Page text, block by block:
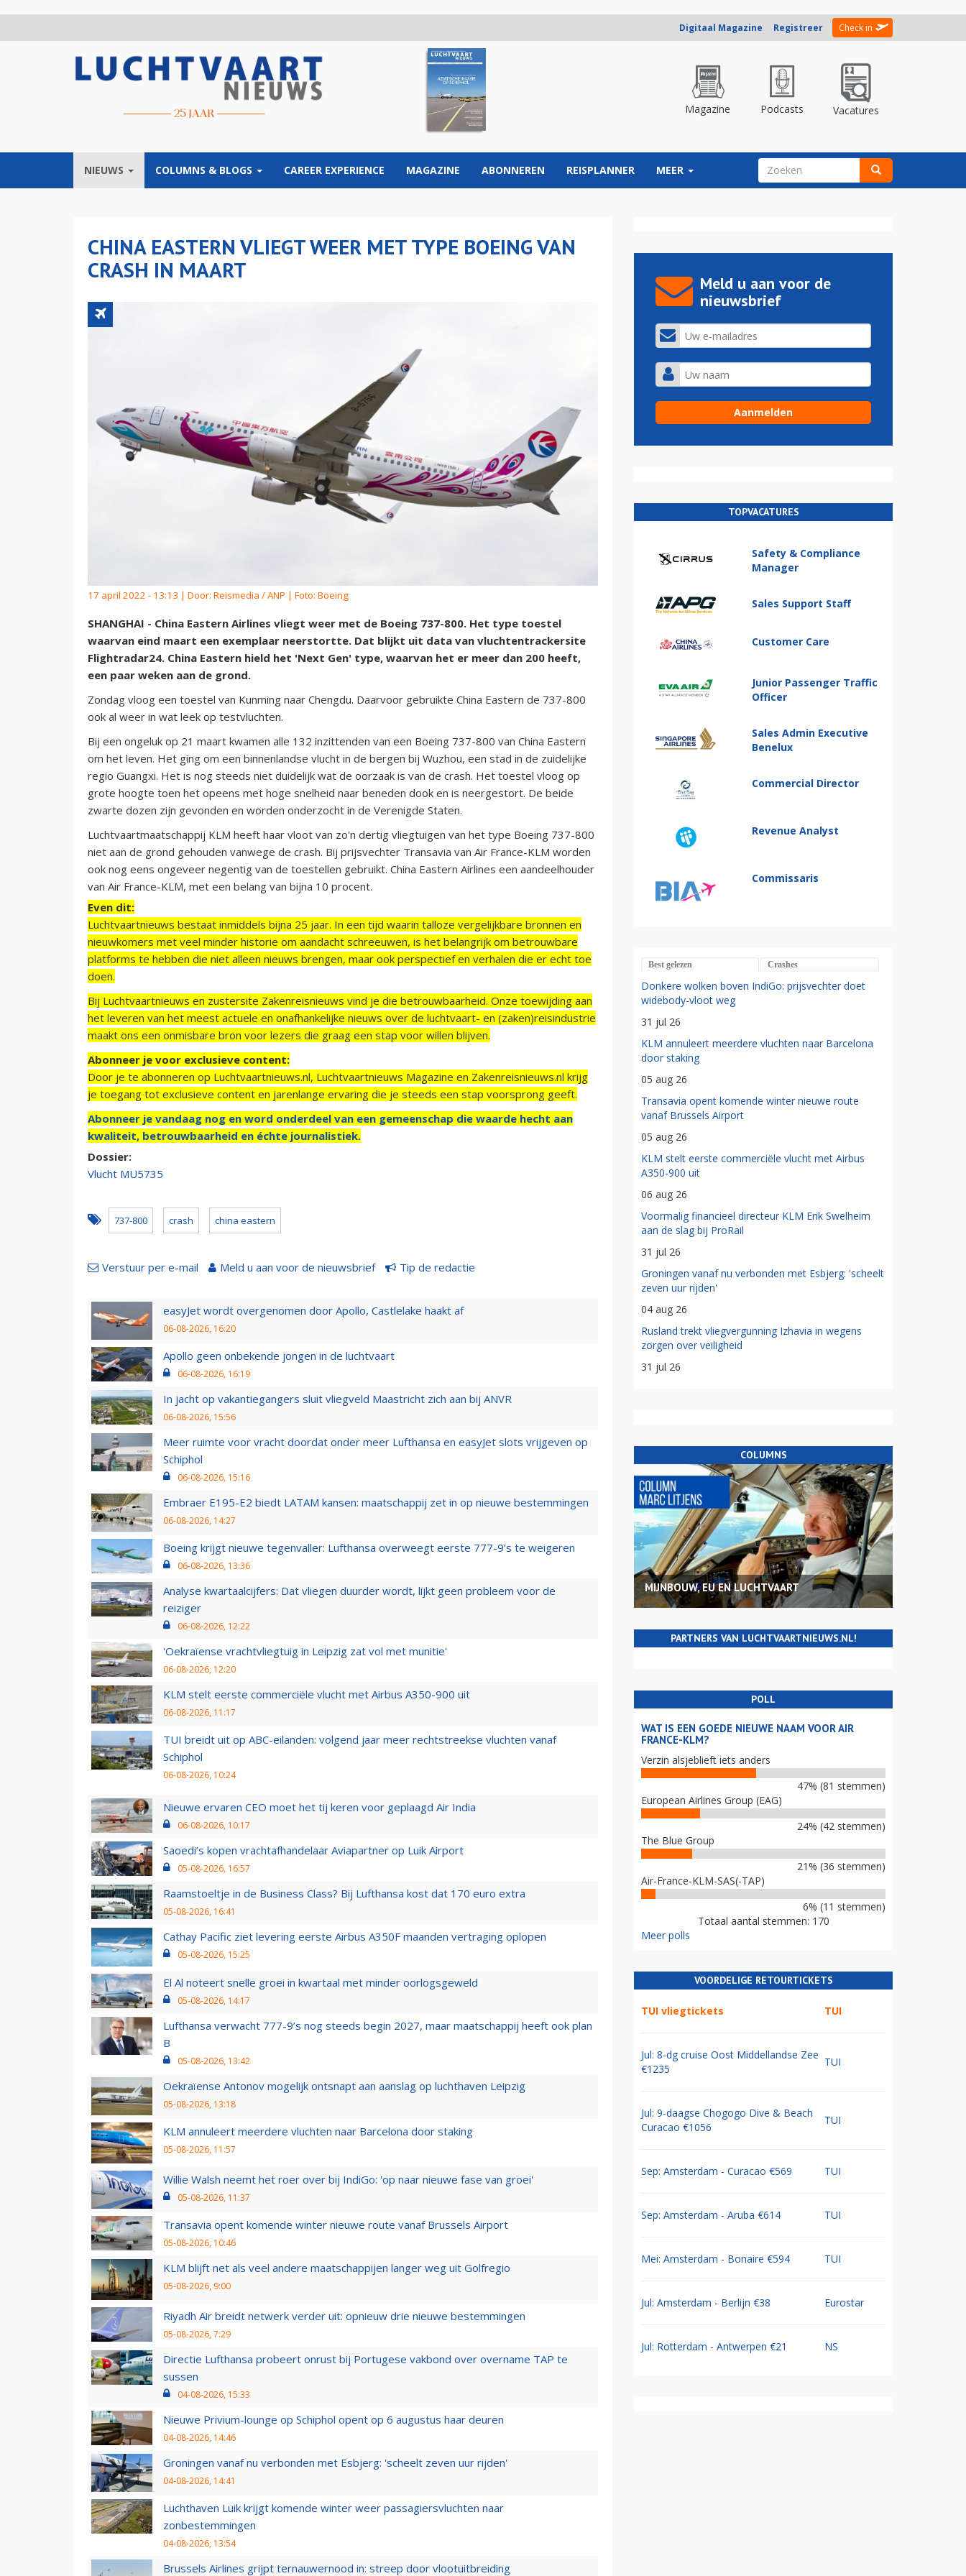
Digitaal Magazine Registreer Check in
Magazine Podcasts Vacatures
NIEUWS COLUMNS & BLOGS CAREER EXPERIENCE MAGAZINE ABONNEREN REISPLANNER MEER ZOEKVELD
CHINA EASTERN VLIEGT WEER MET TYPE BOEING VAN
CRASH IN MAART
17 april 2022 - 13:13 | Door: Reismedia / ANP | Foto: Boeing
SHANGHAI - China Eastern Airlines vliegt weer met de Boeing 737-800. Het type toestel
waarvan eind maart een exemplaar neerstortte. Dat blijkt uit data van vluchtentrackersite
Flightradar24. China Eastern hield het 'Next Gen' type, waarvan het er meer dan 200 heeft,
een paar weken aan de grond.
Zondag vloog een toestel van Kunming naar Chengdu. Daarvoor gebruikte China Eastern de 737-800
ook al weer in wat leek op testvluchten.
Bij een ongeluk op 21 maart kwamen alle 132 inzittenden van een Boeing 737-800 van China Eastern
om het leven. Het ging om een binnenlandse vlucht in de bergen bij Wuzhou, een stad in de zuidelijke
regio Guangxi. Het is nog steeds niet duidelijk wat de oorzaak is van de crash. Het toestel vloog op
grote hoogte toen het opeens met hoge snelheid naar beneden dook en is neergestort. De beide
zwarte dozen zijn gevonden en worden onderzocht in de Verenigde Staten.
Luchtvaartmaatschappij KLM heeft haar vloot van zo'n dertig vliegtuigen van het type Boeing 737-800
niet aan de grond gehouden vanwege de crash. Bij prijsvechter Transavia van Air France-KLM worden
ook nog eens ongeveer negentig van de toestellen gebruikt. China Eastern Airlines een aandeelhouder
van Air France-KLM, met een belang van bijna 10 procent.
Even dit:
Luchtvaartnieuws bestaat inmiddels bijna 25 jaar. In een tijd waarin talloze vergelijkbare bronnen en
nieuwkomers met veel minder historie om aandacht schreeuwen, is het belangrijk om betrouwbare
platforms te hebben die niet alleen nieuws brengen, maar ook perspectief en verhalen die er echt toe
doen.
Bij Luchtvaartnieuws en zustersite Zakenreisnieuws vind je die betrouwbaarheid. Onze toewijding aan
het leveren van het meest actuele en onafhankelijke nieuws over de luchtvaart- en (zaken)reisindustrie
maakt ons een onmisbare bron voor lezers die graag een stap voor willen blijven.
Abonneer je voor exclusieve content:
Door je te abonneren op Luchtvaartnieuws.nl, Luchtvaartnieuws Magazine en Zakenreisnieuws.nl krijg
je toegang tot exclusieve content en jarenlange ervaring die je steeds een stap voorsprong geeft.
Abonneer je vandaag nog en word onderdeel van een gemeenschap die waarde hecht aan
kwaliteit, betrouwbaarheid en échte journalistiek.
Dossier:
Vlucht MU5735
737-800 crash china eastern
Verstuur per e-mail Meld u aan voor de nieuwsbrief Tip de redactie
easyJet wordt overgenomen door Apollo, Castlelake haakt af
06-08-2026, 16:20
Apollo geen onbekende jongen in de luchtvaart
06-08-2026, 16:19
In jacht op vakantiegangers sluit vliegveld Maastricht zich aan bij ANVR
06-08-2026, 15:56
Meer ruimte voor vracht doordat onder meer Lufthansa en easyJet slots vrijgeven op
Schiphol
06-08-2026, 15:16
Embraer E195-E2 biedt LATAM kansen: maatschappij zet in op nieuwe bestemmingen
06-08-2026, 14:27
Boeing krijgt nieuwe tegenvaller: Lufthansa overweegt eerste 777-9’s te weigeren
06-08-2026, 13:36
Analyse kwartaalcijfers: Dat vliegen duurder wordt, lijkt geen probleem voor de
reiziger
06-08-2026, 12:22
'Oekraïense vrachtvliegtuig in Leipzig zat vol met munitie'
06-08-2026, 12:20
KLM stelt eerste commerciële vlucht met Airbus A350-900 uit
06-08-2026, 11:17
TUI breidt uit op ABC-eilanden: volgend jaar meer rechtstreekse vluchten vanaf
Schiphol
06-08-2026, 10:24
Nieuwe ervaren CEO moet het tij keren voor geplaagd Air India
06-08-2026, 10:17
Saoedi’s kopen vrachtafhandelaar Aviapartner op Luik Airport
05-08-2026, 16:57
Raamstoeltje in de Business Class? Bij Lufthansa kost dat 170 euro extra
05-08-2026, 16:41
Cathay Pacific ziet levering eerste Airbus A350F maanden vertraging oplopen
05-08-2026, 15:25
El Al noteert snelle groei in kwartaal met minder oorlogsgeweld
05-08-2026, 14:17
Lufthansa verwacht 777-9’s nog steeds begin 2027, maar maatschappij heeft ook plan
B
05-08-2026, 13:42
Oekraïense Antonov mogelijk ontsnapt aan aanslag op luchthaven Leipzig
05-08-2026, 13:18
KLM annuleert meerdere vluchten naar Barcelona door staking
05-08-2026, 11:57
Willie Walsh neemt het roer over bij IndiGo: 'op naar nieuwe fase van groei'
05-08-2026, 11:37
Transavia opent komende winter nieuwe route vanaf Brussels Airport
05-08-2026, 10:46
KLM blijft net als veel andere maatschappijen langer weg uit Golfregio
05-08-2026, 9:00
Riyadh Air breidt netwerk verder uit: opnieuw drie nieuwe bestemmingen
05-08-2026, 7:29
Directie Lufthansa probeert onrust bij Portugese vakbond over overname TAP te
sussen
04-08-2026, 15:33
Nieuwe Privium-lounge op Schiphol opent op 6 augustus haar deuren
04-08-2026, 14:46
Groningen vanaf nu verbonden met Esbjerg: 'scheelt zeven uur rijden'
04-08-2026, 14:41
Luchthaven Luik krijgt komende winter weer passagiersvluchten naar
zonbestemmingen
04-08-2026, 13:54
Brussels Airlines grijpt ternauwernood in: streep door vlootuitbreiding
Meld u aan voor de
nieuwsbrief
TOPVACATURES
Safety & Compliance
Manager
Sales Support Staff
Customer Care
Junior Passenger Traffic
Officer
Sales Admin Executive
Benelux
Commercial Director
Revenue Analyst
Commissaris
Best gelezen Crashes
Donkere wolken boven IndiGo: prijsvechter doet
widebody-vloot weg
31 jul 26
KLM annuleert meerdere vluchten naar Barcelona
door staking
05 aug 26
Transavia opent komende winter nieuwe route
vanaf Brussels Airport
05 aug 26
KLM stelt eerste commerciële vlucht met Airbus
A350-900 uit
06 aug 26
Voormalig financieel directeur KLM Erik Swelheim
aan de slag bij ProRail
31 jul 26
Groningen vanaf nu verbonden met Esbjerg: 'scheelt
zeven uur rijden'
04 aug 26
Rusland trekt vliegvergunning Izhavia in wegens
zorgen over veiligheid
31 jul 26
COLUMNS
MIJNBOUW, EU EN LUCHTVAART
PARTNERS VAN LUCHTVAARTNIEUWS.NL!
POLL
WAT IS EEN GOEDE NIEUWE NAAM VOOR AIR
FRANCE-KLM?
Verzin alsjeblieft iets anders
47% (81 stemmen)
European Airlines Group (EAG)
24% (42 stemmen)
The Blue Group
21% (36 stemmen)
Air-France-KLM-SAS(-TAP)
6% (11 stemmen)
Totaal aantal stemmen: 170
Meer polls
VOORDELIGE RETOURTICKETS
TUI vliegtickets TUI
Jul: 8-dg cruise Oost Middellandse Zee
€1235
TUI
Jul: 9-daagse Chogogo Dive & Beach
Curacao €1056
TUI
Sep: Amsterdam - Curacao €569 TUI
Sep: Amsterdam - Aruba €614 TUI
Mei: Amsterdam - Bonaire €594 TUI
Jul: Amsterdam - Berlijn €38 Eurostar
Jul: Rotterdam - Antwerpen €21 NS